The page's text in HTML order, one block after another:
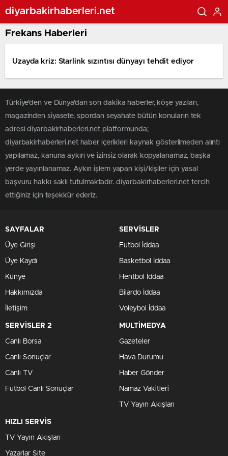
diyarbakirhaberleri.net
Frekans Haberleri
Uzayda kriz: Starlink sızıntısı dünyayı tehdit ediyor
Türkiye'den ve Dünya’dan son dakika haberler, köşe yazıları,
magazinden siyasete, spordan seyahate bütün konuların tek
adresi diyarbakirhaberleri.net platformunda;
diyarbakirhaberleri.net haber içerikleri kaynak gösterilmeden alıntı
yapılamaz, kanuna aykırı ve izinsiz olarak kopyalanamaz, başka
yerde yayınlanamaz. Aykırı işlem yapan kişi/kişiler için yasal
başvuru hakkı saklı tutulmaktadır. diyarbakirhaberleri.net tercih
ettiğiniz için teşekkür ederiz.
SAYFALAR
Üye Girişi
Üye Kaydı
Künye
Hakkımızda
İletişim
SERVİSLER
Futbol İddaa
Basketbol İddaa
Hentbol İddaa
Bilardo İddaa
Voleybol İddaa
SERVİSLER 2
Canlı Borsa
Canlı Sonuçlar
Canlı TV
Futbol Canlı Sonuçlar
MULTİMEDYA
Gazeteler
Hava Durumu
Haber Gönder
Namaz Vakitleri
TV Yayın Akışları
HIZLI SERVİS
TV Yayın Akışları
Yazarlar Site